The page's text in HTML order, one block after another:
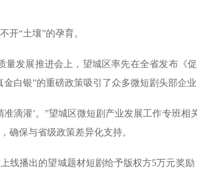
开“土壤”的孕育。
量发展推进会上，望城区率先在全省发布《
白银”的重磅政策吸引了众多微短剧头部企业
准滴灌’。”望城区微短剧产业发展工作专班
确保与省级政策差异化支持。
线播出的望城题材短剧给予版权方5万元奖